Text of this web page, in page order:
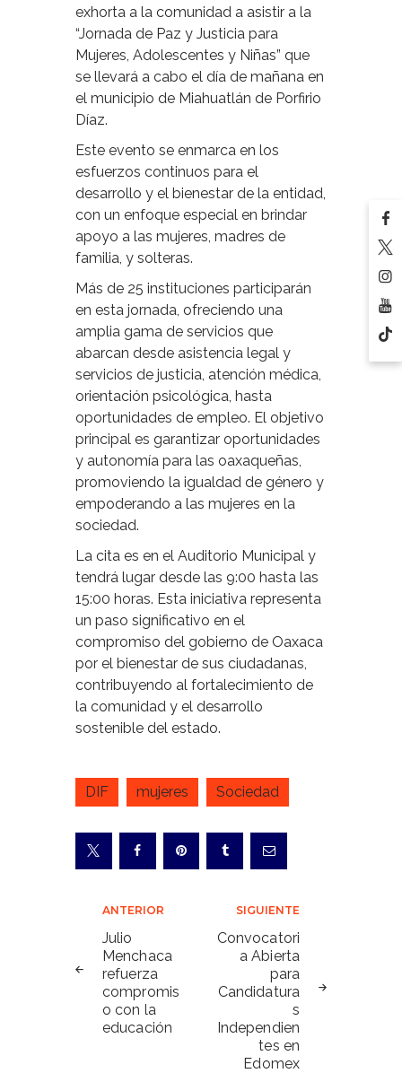
exhorta a la comunidad a asistir a la
“Jornada de Paz y Justicia para
Mujeres, Adolescentes y Niñas” que
se llevará a cabo el día de mañana en
el municipio de Miahuatlán de Porfirio
Díaz.
Este evento se enmarca en los
esfuerzos continuos para el
desarrollo y el bienestar de la entidad,
con un enfoque especial en brindar
apoyo a las mujeres, madres de
familia, y solteras.
Más de 25 instituciones participarán
en esta jornada, ofreciendo una
amplia gama de servicios que
abarcan desde asistencia legal y
servicios de justicia, atención médica,
orientación psicológica, hasta
oportunidades de empleo. El objetivo
principal es garantizar oportunidades
y autonomía para las oaxaqueñas,
promoviendo la igualdad de género y
empoderando a las mujeres en la
sociedad.
La cita es en el Auditorio Municipal y
tendrá lugar desde las 9:00 hasta las
15:00 horas. Esta iniciativa representa
un paso significativo en el
compromiso del gobierno de Oaxaca
por el bienestar de sus ciudadanas,
contribuyendo al fortalecimiento de
la comunidad y el desarrollo
sostenible del estado.
DIF mujeres Sociedad
Navegación
de
entradas
ANTERIOR
Julio
Menchaca
refuerza
compromis
o con la
educación
SIGUIENTE
Convocatori
a Abierta
para
Candidatura
s
Independien
tes en
Edomex